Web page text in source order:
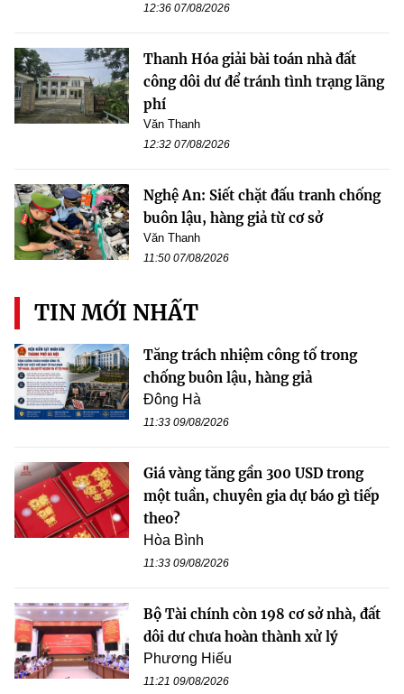
12:36 07/08/2026
Thanh Hóa giải bài toán nhà đất
công dôi dư để tránh tình trạng lãng
phí
Văn Thanh
12:32 07/08/2026
Nghệ An: Siết chặt đấu tranh chống
buôn lậu, hàng giả từ cơ sở
Văn Thanh
11:50 07/08/2026
TIN MỚI NHẤT
Tăng trách nhiệm công tố trong
chống buôn lậu, hàng giả
Đông Hà
11:33 09/08/2026
Giá vàng tăng gần 300 USD trong
một tuần, chuyên gia dự báo gì tiếp
theo?
Hòa Bình
11:33 09/08/2026
Bộ Tài chính còn 198 cơ sở nhà, đất
dôi dư chưa hoàn thành xử lý
Phương Hiếu
11:21 09/08/2026